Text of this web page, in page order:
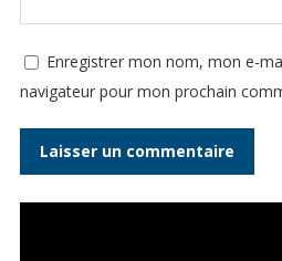
Enregistrer mon nom, mon e-
navigateur pour mon prochain